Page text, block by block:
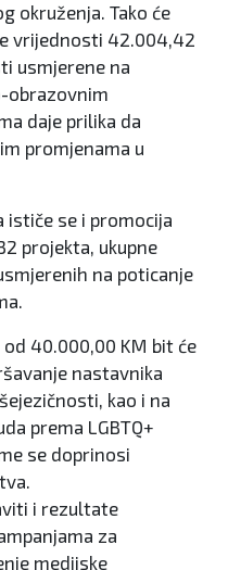
okruženja. Tako će
vrijednosti 42.004,42
usmjerene na
obrazovnim
daje prilika da
promjenama u
ističe se i promocija
projekta, ukupne
na poticanje
40.000,00 KM bit će
nastavnika
kao i na
prema LGBTQ+
se doprinosi
i rezultate
za
medijske